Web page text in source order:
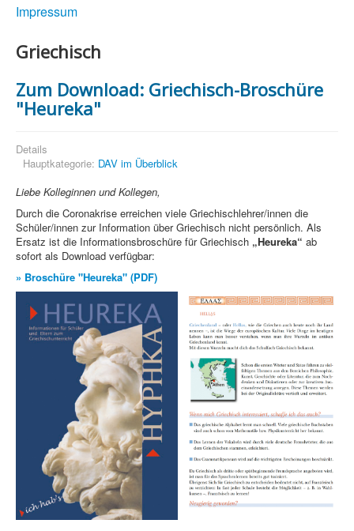
Impressum
Griechisch
Zum Download: Griechisch-Broschüre
"Heureka"
Details
Hauptkategorie: DAV im Überblick
Liebe Kolleginnen und Kollegen,
Durch die Coronakrise erreichen viele Griechischlehrer/innen die
Schüler/innen zur Information über Griechisch nicht persönlich. Als
Ersatz ist die Informationsbroschüre für Griechisch „Heureka“ ab
sofort als Download verfügbar:
» Broschüre "Heureka" (PDF)